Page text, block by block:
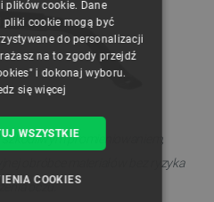
promieniowaniem,
obróbce materiałów bez ryzyka
oczu.
GERMAN
plików cookie. Dane
pliki cookie mogą być
do personalizacji
na to zgody przejdź
i dokonaj wyboru.
się więcej
WSZYSTKIE
COOKIES